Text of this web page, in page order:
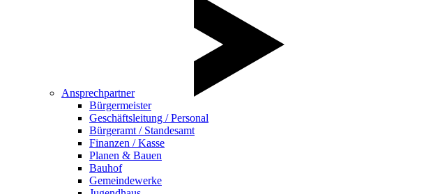
Ansprechpartner
Bürgermeister
Geschäftsleitung / Personal
Bürgeramt / Standesamt
Finanzen / Kasse
Planen & Bauen
Bauhof
Gemeindewerke